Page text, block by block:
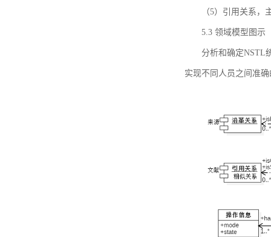
（5）引用关系，
5.3 领域模型图示
分析和确定NSTL
实现不同人员之间准